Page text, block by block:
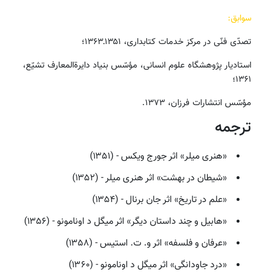
سوابق:
تصدّی فنّی در مرکز خدمات کتابداری‌، ۱۳۵۱ـ۱۳۶۳؛
استادیار پژوهشگاه علوم انسانی‌، مؤسّس بنیاد دایرةالمعارف تشیّع‌،
۱۳۶۱؛
مؤسّس انتشارات فرزان‌، ۱۳۷۳.
ترجمه
«هنری میلر» اثر جورج ویکس - (۱۳۵۱)
«شیطان در بهشت» اثر هنری میلر - (۱۳۵۲)
«علم در تاریخ» اثر جان برنال - (۱۳۵۴)
«هابیل و چند داستان دیگر» اثر میگل د اونامونو - (۱۳۵۶)
«عرفان و فلسفه» اثر و. ت. استیس - (۱۳۵۸)
«درد جاودانگی» اثر میگل د اونامونو - (۱۳۶۰)